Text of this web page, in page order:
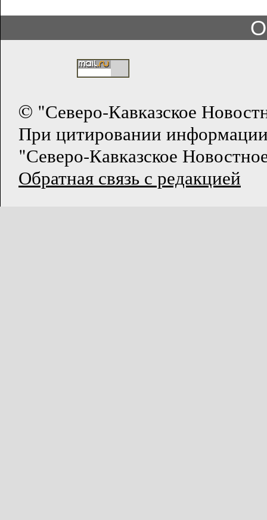
О
© "Северо-Кавказское
При цитировании
"Северо-Кавказское
Обратная связь с редакцией